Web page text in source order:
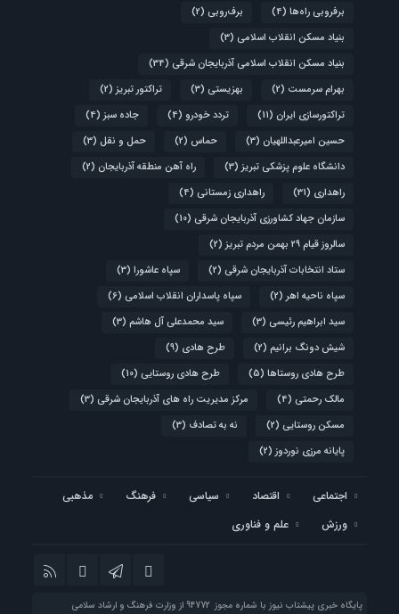
برفروبی راه‌ها (4) برف‌روبی (2)
بنیاد مسکن انقلاب اسلامی (3)
بنیاد مسکن انقلاب اسلامی آذربایجان شرقی (34)
بهرام سرمست (2) بهزیستی (3) تراکتور تبریز (2)
تراکتورسازی ایران (11) تردد خودرو (4) جاده سبز (4)
حسین امیرعبداللهیان (3) حماس (2) حمل و نقل (3)
دانشگاه علوم پزشکی تبریز (3) راه آهن منطقه آذربایجان (2)
راهداری (31) راهداری زمستانی (4)
سازمان جهاد کشاورزی آذربایجان شرقی (10)
سالروز قیام ۲۹ بهمن مردم تبریز
(2)
ستاد انتخابات آذربایجان شرقی (2) سپاه عاشورا (3)
سپاه ناحیه اهر (2) سپاه پاسداران انقلاب اسلامی (6)
سید ابراهیم رئیسی (3) سید محمدعلی آل هاشم (3)
شیش دونگ برانیم (2) طرح هادی (9)
طرح هادی روستاها (5) طرح هادی روستایی (10)
مالک رحمتی (4) مرکز مدیریت راه های آذربایجان شرقی (3)
مسکن روستایی (2) نه به تصادف (3)
پایانه مرزی نوردوز (2)
اجتماعی اقتصاد سیاسی فرهنگ
مذهبی
ورزش
علم و فناوری
پایگاه خبری پیشتاب نیوز با شماره مجوز 94772 از وزارت فرهنگ و ارشاد سلامی